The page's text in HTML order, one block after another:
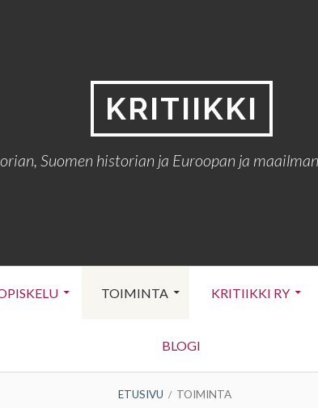
KRITIIKKI
Suomen historian ja Euroopan ja
TOIMINTA KRITIIKKI RY
BLOGI
ETUSIVU TOIMINTA